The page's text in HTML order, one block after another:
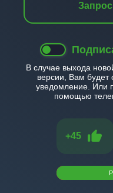
В случае выхода
версии, Вам будет
уведомление. Или
помощью
+45